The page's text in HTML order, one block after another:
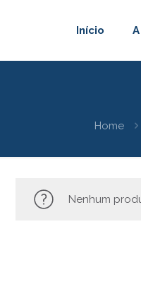
Início
Home
Nenhum